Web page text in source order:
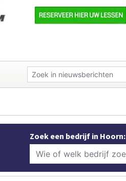
Zoek een bedrijf in Hoorn: